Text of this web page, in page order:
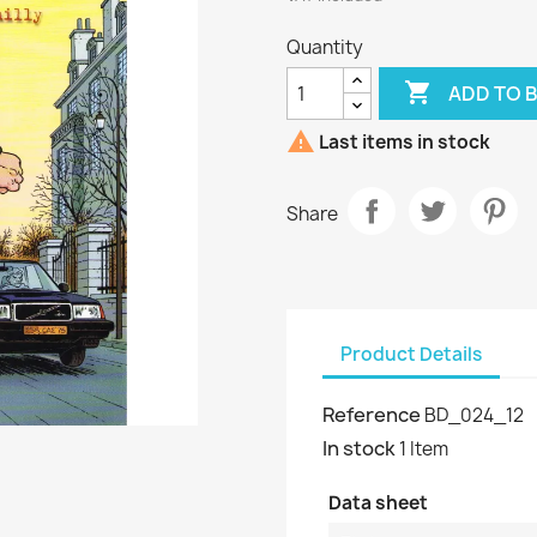
Quantity
 ADD TO
 Last items in stock
Share
Product Details
Reference BD_024_12
In stock1 Item
Data sheet